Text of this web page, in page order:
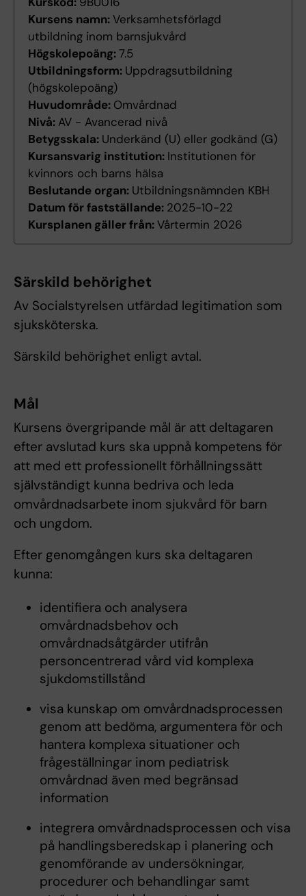
Kursens namn:Verksamhetsförlagd
utbildning inom barnsjukvård
Högskolepoäng:7.5
Utbildningsform: Uppdragsutbildning
(högskolepoäng)
Huvudområde: Omvårdnad
Nivå: AV - Avancerad nivå
Betygsskala: Underkänd (U) eller godkänd (G)
Kursansvarig institution: Institutionen för
kvinnors och barns hälsa
Beslutande organ: Utbildningsnämnden KBH
Datum för fastställande: 2025-10-22
Kursplanen gäller från:Vårtermin 2026
Särskild behörighet
Av Socialstyrelsen utfärdad legitimation som
sjuksköterska.
Särskild behörighet enligt avtal.
Mål
Kursens övergripande mål är att deltagaren
efter avslutad kurs ska uppnå kompetens för
att med ett professionellt förhållningssätt
självständigt kunna bedriva och leda
omvårdnadsarbete inom sjukvård för barn
och ungdom.
Efter genomgången kurs ska deltagaren
kunna:
identifiera och analysera
omvårdnadsbehov och
omvårdnadsåtgärder utifrån
personcentrerad vård vid komplexa
sjukdomstillstånd
visa kunskap om omvårdnadsprocessen
genom att bedöma, argumentera för och
hantera komplexa situationer och
frågeställningar inom pediatrisk
omvårdnad även med begränsad
information
integrera omvårdnadsprocessen och visa
på handlingsberedskap i planering och
genomförande av undersökningar,
procedurer och behandlingar samt